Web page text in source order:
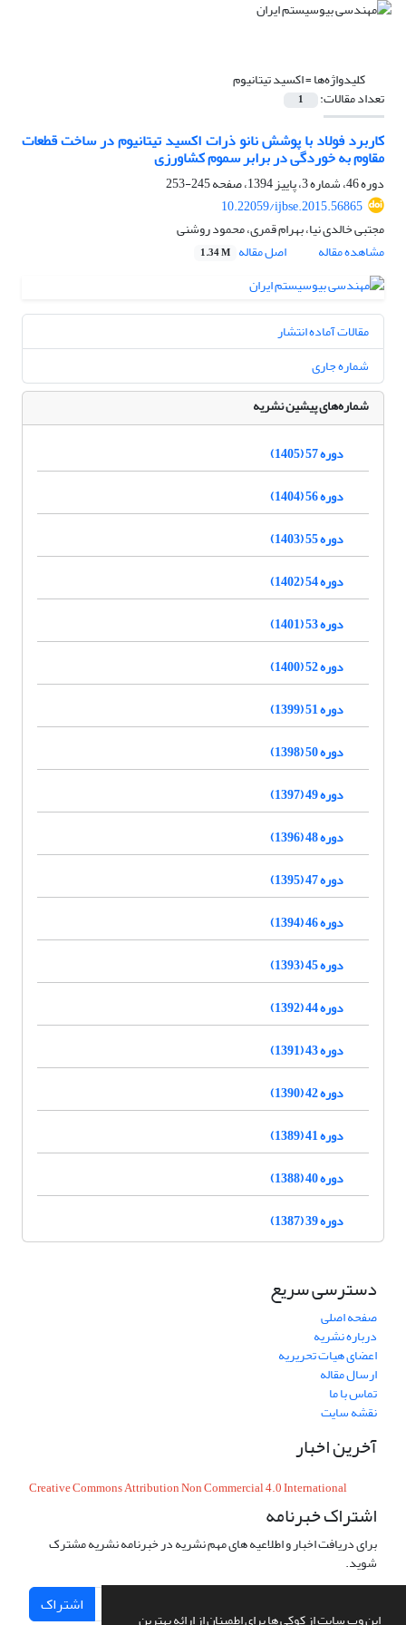
این وب سایت از کوکی ها برای اطمینان از ارائه بهترین
کلیدواژه‌ها =اکسید تیتانیوم
تعداد مقالات: 1
کاربرد فولاد با پوشش نانو ذرات اکسید تیتانیوم در ساخت قطعات
مقاوم به خوردگی در برابر سموم کشاورزی
دوره 46، شماره 3، پاییز 1394، صفحه
245-253
10.22059/ijbse.2015.56865
مجتبی خالدی نیا، بهرام قمری، محمود روشنی
مشاهده مقاله
اصل مقاله 1.34 M
مقالات آماده انتشار
شماره جاری
شماره‌های پیشین نشریه
دوره 57 (1405)
دوره 56 (1404)
دوره 55 (1403)
دوره 54 (1402)
دوره 53 (1401)
دوره 52 (1400)
دوره 51 (1399)
دوره 50 (1398)
دوره 49 (1397)
دوره 48 (1396)
دوره 47 (1395)
دوره 46 (1394)
دوره 45 (1393)
دوره 44 (1392)
دوره 43 (1391)
دوره 42 (1390)
دوره 41 (1389)
دوره 40 (1388)
دوره 39 (1387)
دسترسی سریع
صفحه اصلی
درباره نشریه
اعضای هیات تحریریه
ارسال مقاله
تماس با ما
نقشه سایت
آخرین اخبار
Creative Commons Attribution Non Commercial 4.0 International
اشتراک خبرنامه
برای دریافت اخبار و اطلاعیه های مهم نشریه در خبرنامه نشریه مشترک
شوید.
اشتراک